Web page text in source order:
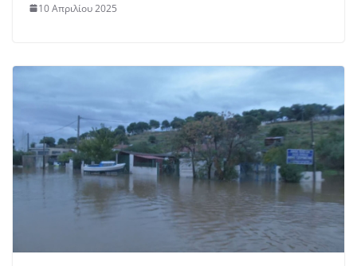
10 Απριλίου 2025